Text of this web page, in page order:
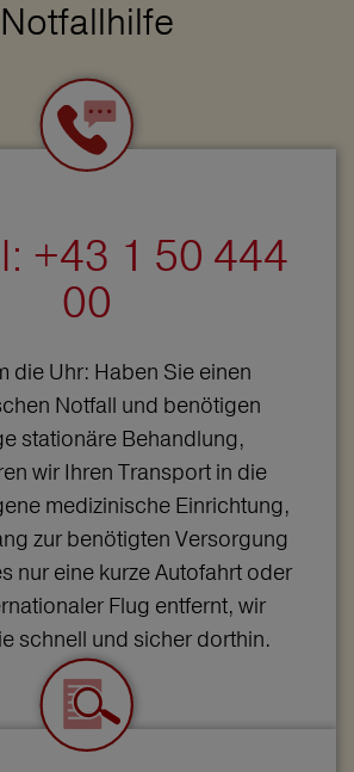
Notfallhilfe
+43 1 50 444
00
die Uhr: Haben Sie einen
Notfall und benötigen
stationäre Behandlung,
wir Ihren Transport in die
medizinische Einrichtung,
zur benötigten Versorgung
nur eine kurze Autofahrt oder
Flug entfernt, wir
schnell und sicher dorthin.